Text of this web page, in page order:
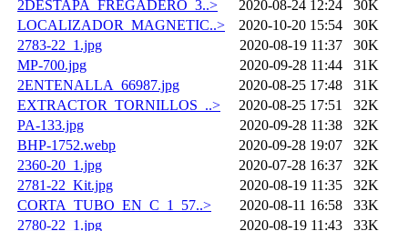
2DESTAPA_FREGADERO_3..> 2020-08-24 12:24
30K
LOCALIZADOR_MAGNETIC..>
2020-10-20 15:54
30K
2783-22_1.jpg
2020-08-19 11:37
30K
MP-700.jpg
2020-09-28 11:44
31K
2ENTENALLA_66987.jpg
2020-08-25 17:48
31K
EXTRACTOR_TORNILLOS_..>
2020-08-25 17:51
32K
PA-133.jpg
2020-09-28 11:38
32K
BHP-1752.webp
2020-09-28 19:07
32K
2360-20_1.jpg
2020-07-28 16:37
32K
2781-22_Kit.jpg
2020-08-19 11:35
32K
CORTA_TUBO_EN_C_1_57..>
2020-08-11 16:58
33K
2780-22_1.jpg
2020-08-19 11:43
33K